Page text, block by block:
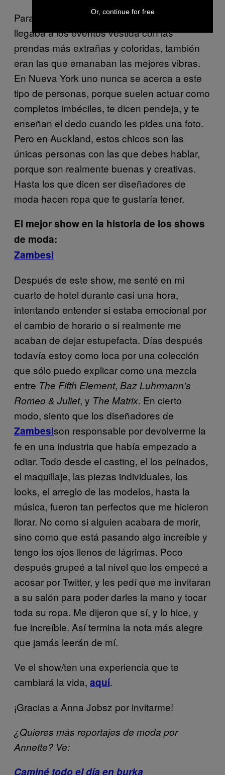
Para mi sorpresa, descubrí que la gente que
llegaba a los eventos vestida con las
prendas más extrañas y coloridas, también
eran las que emanaban las mejores vibras.
En Nueva York uno nunca se acerca a este
tipo de personas, porque suelen actuar como
completos imbéciles, te dicen pendeja, y te
enseñan el dedo cuando les pides una foto.
Pero en Auckland, estos chicos son las
únicas personas con las que debes hablar,
porque son realmente buenas y creativas.
Hasta los que dicen ser diseñadores de
moda hacen ropa que te gustaría tener.
El mejor show en la historia de los shows
de moda:
Zambesi
Después de este show, me senté en mi
cuarto de hotel durante casi una hora,
intentando entender si estaba emocional por
el cambio de horario o si realmente me
acaban de dejar estupefacta. Días después
todavía estoy como loca por una colección
que sólo puedo explicar como una mezcla
entre The Fifth Element, Baz Luhrmann’s
Romeo & Juliet, y The Matrix. En cierto
modo, siento que los diseñadores de
Zambesison responsable por devolverme la
fe en una industria que había empezado a
odiar. Todo desde el casting, el los peinados,
el maquillaje, las piezas individuales, los
looks, el arreglo de las modelos, hasta la
música, fueron tan perfectos que me hicieron
llorar. No como si alguien acabara de morir,
sino como que está pasando algo increíble y
tengo los ojos llenos de lágrimas. Poco
después grupeé a tal nivel que los empecé a
acosar por Twitter, y les pedí que me invitaran
a su salón para poder darles la mano y tocar
toda su ropa. Me dijeron que sí, y lo hice, y
fue increíble. Así termina la nota más alegre
que jamás leerán de mí.
Ve el show/ten una experiencia que te
cambiará la vida, aquí.
¡Gracias a Anna Jobsz por invitarme!
¿Quieres más reportajes de moda por
Annette? Ve:
Caminé todo el día en burka
Or, continue for free